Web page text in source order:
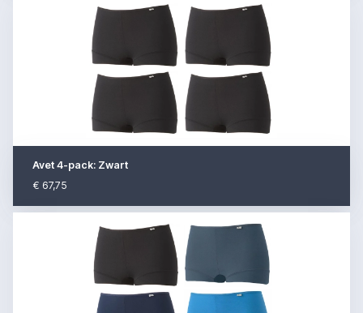
Avet 4-pack: Zwart
€ 67,75